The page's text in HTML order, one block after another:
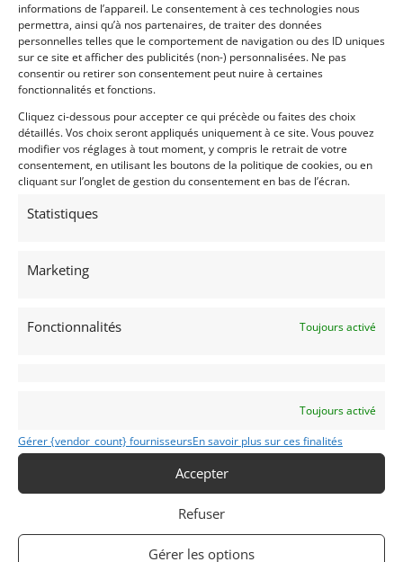
informations de l’appareil. Le consentement à ces technologies nous
permettra, ainsi qu’à nos partenaires, de traiter des données
personnelles telles que le comportement de navigation ou des ID uniques
sur ce site et afficher des publicités (non-) personnalisées. Ne pas
consentir ou retirer son consentement peut nuire à certaines
fonctionnalités et fonctions.
Cliquez ci-dessous pour accepter ce qui précède ou faites des choix
détaillés. Vos choix seront appliqués uniquement à ce site. Vous pouvez
modifier vos réglages à tout moment, y compris le retrait de votre
consentement, en utilisant les boutons de la politique de cookies, ou en
cliquant sur l’onglet de gestion du consentement en bas de l’écran.
Statistiques
Marketing
Fonctionnalités Toujours activé
Toujours activé
Gérer {vendor_count} fournisseursEn savoir plus sur ces finalités
Accepter
Refuser
Gérer les options
22
PORSCHE 911 CARRERA RS (1973) [VENDU]
SCOTTS VALLEY (ETATS-UNIS (USA))
8 novembre 2019
Vends Porsche Carrera 2,7 RS de 1973. Restaurée en 2009
chez Gunnar Racing jusqu'au moindre boulon. Strictement
"Matching Numbers". Xxtraordinairement désirable !
Vendu par : CANEPA
AC COBRA REPLICA 427 (1979)[VENDU]
V8 302 Neuf avec admission alu. Trains roulants de corvette.
Boite 5 vitesses. Pneus Avon.